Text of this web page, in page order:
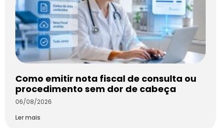
Como emitir nota fiscal de consulta ou
procedimento sem dor de cabeça
06/08/2026
Ler mais